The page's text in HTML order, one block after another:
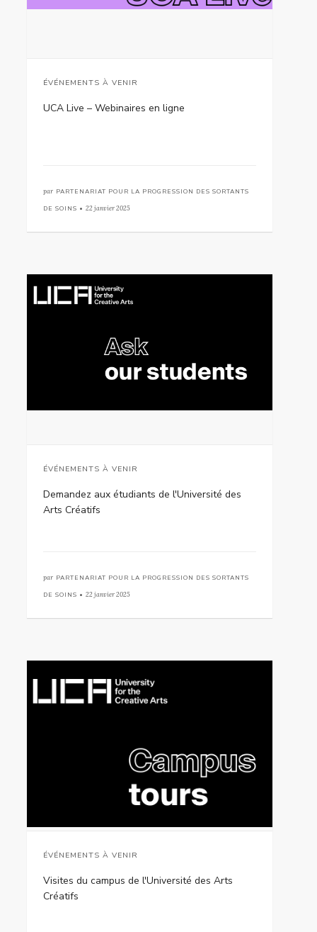
ÉVÉNEMENTS À VENIR
UCA Live – Webinaires en ligne
par PARTENARIAT POUR LA PROGRESSION DES SORTANTS
DE SOINS • 22 janvier 2025
ÉVÉNEMENTS À VENIR
Demandez aux étudiants de l'Université des
Arts Créatifs
par PARTENARIAT POUR LA PROGRESSION DES SORTANTS
DE SOINS • 22 janvier 2025
ÉVÉNEMENTS À VENIR
Visites du campus de l'Université des Arts
Créatifs